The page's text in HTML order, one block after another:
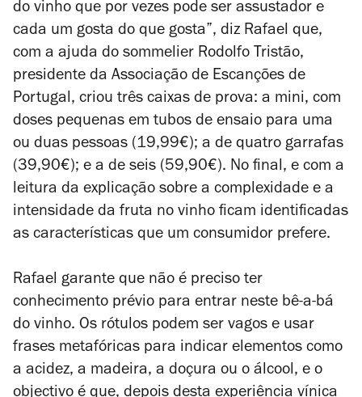
do vinho que por vezes pode ser assustador e
cada um gosta do que gosta”, diz Rafael que,
com a ajuda do sommelier Rodolfo Tristão,
presidente da Associação de Escanções de
Portugal, criou três caixas de prova: a mini, com
doses pequenas em tubos de ensaio para uma
ou duas pessoas (19,99€); a de quatro garrafas
(39,90€); e a de seis (59,90€). No final, e com a
leitura da explicação sobre a complexidade e a
intensidade da fruta no vinho ficam identificadas
as características que um consumidor prefere.
Rafael garante que não é preciso ter
conhecimento prévio para entrar neste bê-a-bá
do vinho. Os rótulos podem ser vagos e usar
frases metafóricas para indicar elementos como
a acidez, a madeira, a doçura ou o álcool, e o
objectivo é que, depois desta experiência vínica